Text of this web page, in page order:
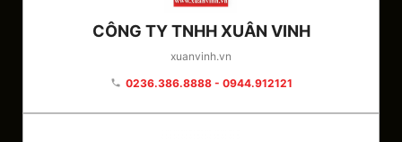
CÔNG TY TNHH XUÂN VINH
xuanvinh.vn
phone 0236.386.8888 - 0944.912121